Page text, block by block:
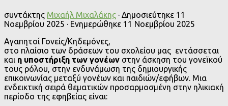
συντάκτης Μιχαήλ Μιχαλάκης · Δημοσιεύτηκε 11
Νοεμβρίου 2025 · Ενημερώθηκε 11 Νοεμβρίου 2025
Αγαπητοί Γονείς/Κηδεμόνες,
στο πλαίσιο των δράσεων του σχολείου μας εντάσσεται
και η υποστήριξη των γονέων στην άσκηση του γονεϊκού
τους ρόλου, στην ενδυνάμωση της δημιουργικής
επικοινωνίας μεταξύ γονέων και παιδιών/εφήβων. Μια
ενδεικτική σειρά θεματικών προσαρμοσμένη στην ηλικιακή
περίοδο της εφηβείας είναι: